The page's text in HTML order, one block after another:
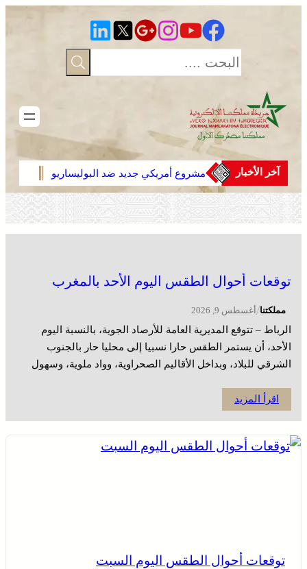
آخر الأخبار
مشروع أمريكي جديد ضد البوليساريو
توقعات أحوال الطقس اليوم الأحد بالمغرب
مملكتنا/أغسطس 9, 2026
الرباط – تتوقع المديرية العامة للأرصاد الجوية، بالنسبة اليوم
الأحد، أن يستمر الطقس حارا نسبيا إلى محليا حار بالجنوب
الشرقي للبلاد، وبداخل الأقاليم الصحراوية، وواد ملوية، وسهول
بمرتفعات الأطلس وسفوحه الشرقية إلى جانب تساقط قطرات
للبلاد، […]
اقرأ المزيد
توقعات أحوال الطقس اليوم السبت